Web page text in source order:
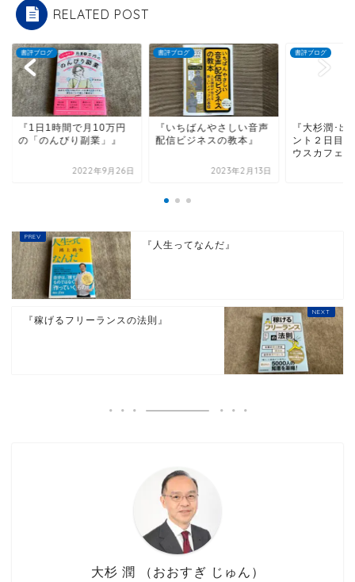
RELATED POST
ログ
1時間で月10万円
のんびり副業」』
2022年9月26日
書評ブログ
『いちばんやさしい音声
配信ビジネスの教本』
2023年2月13日
書評ブログ
『大杉潤･出版記念
ント２日目 in ブッ
ウスカフェ』
『人生ってなんだ』
『稼げるフリーランスの法則』
大杉 潤 （おおすぎ じゅん）